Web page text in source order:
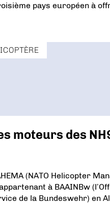
pays européen à
moteurs des
(NATO Helicopter
à BAAINBw
de la Bundeswehr) en